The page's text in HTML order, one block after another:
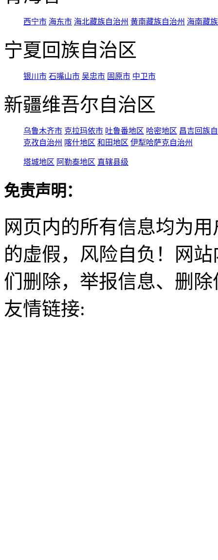
西宁市 海东市 海北藏族自治州 黄南藏族自治州 海南藏
宁夏回族自治区
银川市 石嘴山市 吴忠市 固原市 中卫市
新疆维吾尔自治区
乌鲁木齐市 克拉玛依市 吐鲁番地区 哈密地区 昌吉回族
克孜自治州 喀什地区 和田地区 伊犁哈萨克自治州
塔城地区 阿勒泰地区 直辖县级
免责声明：
网页内的所有信息均为
的虚假，风险自负！网
们删除，举报信息、删
友情链接: